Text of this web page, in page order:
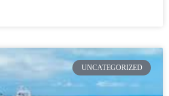
UNCATEGORIZED